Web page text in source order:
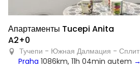
Апартаменты Tucepi Anita
A2+0
Тучепи - Южная Далмация - Сплит
Praha 1086km, 11h 04min autem →